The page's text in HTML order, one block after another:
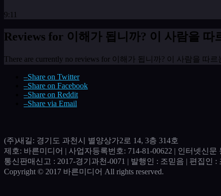
9:11
Reviews for 이해가 됩니까? 이 사람을 따
There are currently no reviews for 이해가 됩니까? 이 사람을 따르
–Share on Twitter
–Share on Facebook
–Share on Reddit
–Share via Email
(주)새길: 경기도 과천시 별양상가2로 14, 3층 314호
제호: 바른미디어 | 사업자등록번호: 714-81-00622 | 인터넷신문
통신판매신고 : 2017-경기과천-0071​ | 발행인 : 조믿음 | 편집인 :
Copyright © 2017 바른미디어 All rights reserved.